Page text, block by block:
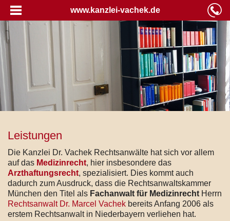
www.kanzlei-vachek.de
Leistungen
Die Kanzlei Dr. Vachek Rechtsanwälte hat sich vor allem
auf das Medizinrecht, hier insbesondere das
Arzthaftungsrecht, spezialisiert. Dies kommt auch
dadurch zum Ausdruck, dass die Rechtsanwaltskammer
München den Titel als Fachanwalt für Medizinrecht Herrn
Rechtsanwalt Dr. Marcel Vachek bereits Anfang 2006 als
erstem Rechtsanwalt in Niederbayern verliehen hat.